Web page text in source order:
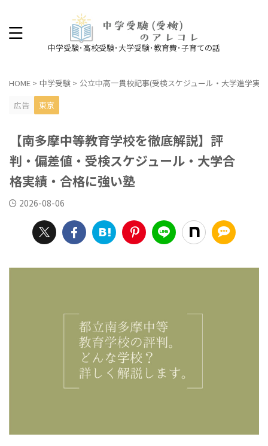
中学受験･高校受験･大学受験･教育費･子育ての話
HOME > 中学受験 > 公立中高一貫校記事(受検スケジュール・大学進学実
広告
東京
【南多摩中等教育学校を徹底解説】評
判・偏差値・受検スケジュール・大学合
格実績・合格に強い塾
2026-08-06